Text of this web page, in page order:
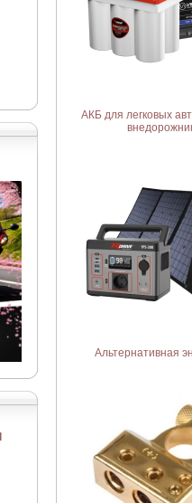
АКБ для легковых
Альтернативная